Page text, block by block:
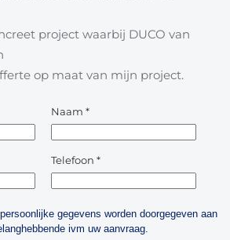
project waarbij DUCO van
op maat van mijn project.
Naam *
Telefoon *
gegevens worden doorgegeven aan
ivm uw aanvraag.